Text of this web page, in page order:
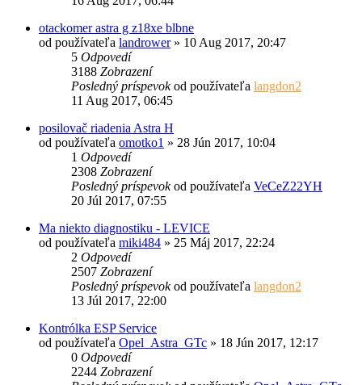
otackomer astra g z18xe blbne
od používateľa landrower» 10 Aug 2017, 20:47
5 Odpovedí
3188 Zobrazení
Posledný príspevokod používateľa langdon2
11 Aug 2017, 06:45
posilovač riadenia Astra H
od používateľa omotko1 » 28 Jún 2017, 10:04
1 Odpovedí
2308 Zobrazení
Posledný príspevokod používateľa VeCeZ22YH
20 Júl 2017, 07:55
Ma niekto diagnostiku - LEVICE
od používateľa miki484 » 25 Máj 2017, 22:24
2 Odpovedí
2507 Zobrazení
Posledný príspevokod používateľa langdon2
13 Júl 2017, 22:00
Kontrólka ESP Service
od používateľa Opel_Astra_GTc » 18 Jún 2017, 12:17
0 Odpovedí
2244 Zobrazení